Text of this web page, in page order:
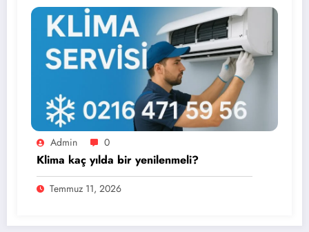
Admin 0
Klima kaç yılda bir yenilenmeli?
Temmuz 11, 2026